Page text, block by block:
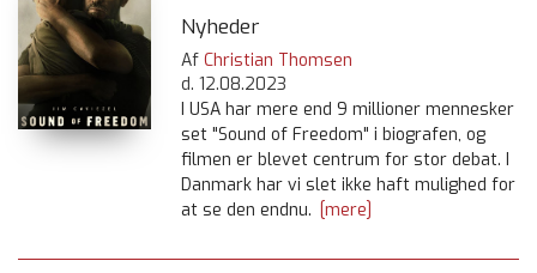
Nyheder
Af Christian Thomsen
d. 12.08.2023
I USA har mere end 9 millioner mennesker
set "Sound of Freedom" i biografen, og
filmen er blevet centrum for stor debat. I
Danmark har vi slet ikke haft mulighed for
at se den endnu. [mere]